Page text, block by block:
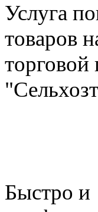
Услуга
товаров
Быстро и